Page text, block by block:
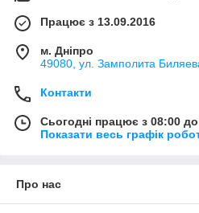
Працює з 13.09.2016
м. Дніпро
49080, ул. Замполита
Контакти
Сьогодні працює з 08:00
Показати весь графік
Про нас